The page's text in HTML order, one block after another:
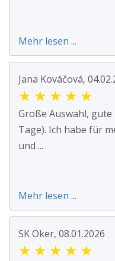
Mehr lesen ...
Jana Kováčová,
★ ★ ★ ★ ★
Große Auswahl,
Tage). Ich habe für
und ...
Mehr lesen ...
SK Oker, 08.01.2026
★ ★ ★ ★ ★